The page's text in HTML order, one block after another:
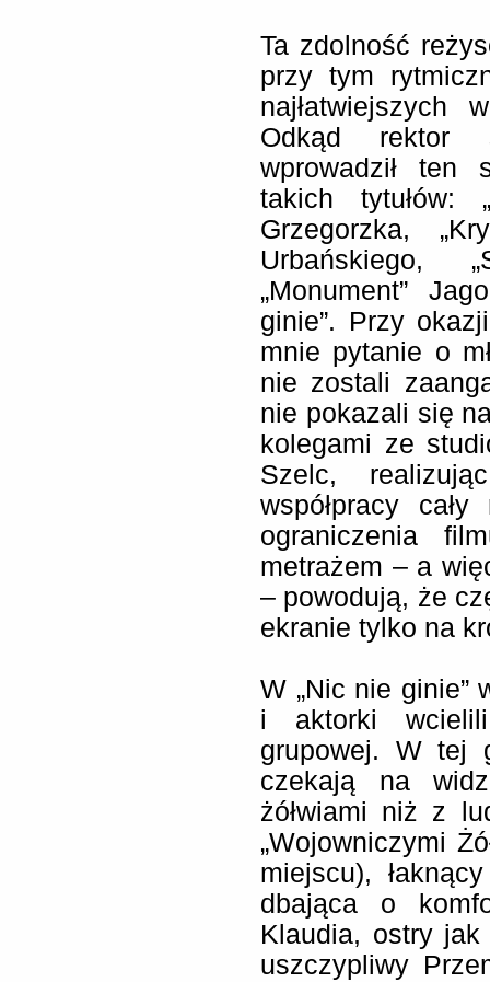
Ta zdolność
przy tym
najłatwiejszych
Odkąd rektor
wprowadził ten
takich tytułów:
Grzegorzka,
Urbańskiego,
„Monument”
ginie”. Przy
mnie pytanie o
nie zostali
nie pokazali się
kolegami ze
Szelc,
współpracy
ograniczenia
metrażem – a
– powodują, że
ekranie tylko na
W „Nic nie ginie”
i aktorki
grupowej. W tej
czekają na
żółwiami niż z
„Wojowniczymi
miejscu),
dbająca o
Klaudia, ostry
uszczypliwy